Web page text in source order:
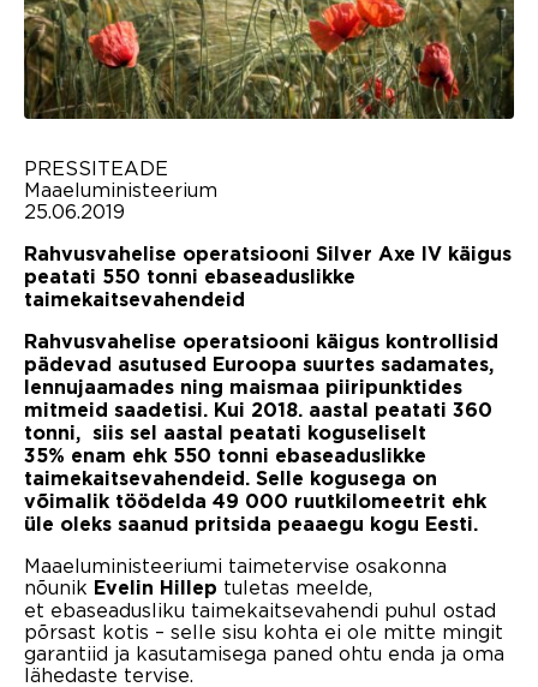
PRESSITEADE
Maaeluministeerium
25.06.2019
Rahvusvahelise operatsiooni Silver Axe IV käigus
peatati 550 tonni ebaseaduslikke
taimekaitsevahendeid
Rahvusvahelise operatsiooni käigus kontrollisid
pädevad asutused Euroopa suurtes sadamates,
lennujaamades ning maismaa piiripunktides
mitmeid saadetisi. Kui 2018. aastal peatati 360
tonni, siis sel aastal peatati koguseliselt
35% enam ehk 550 tonni ebaseaduslikke
taimekaitsevahendeid. Selle kogusega on
võimalik töödelda 49 000 ruutkilomeetrit ehk
üle oleks saanud pritsida peaaegu kogu Eesti.
Maaeluministeeriumi taimetervise osakonna
nõunik Evelin Hillep tuletas meelde,
et ebaseadusliku taimekaitsevahendi puhul ostad
põrsast kotis – selle sisu kohta ei ole mitte mingit
garantiid ja kasutamisega paned ohtu enda ja oma
lähedaste tervise.